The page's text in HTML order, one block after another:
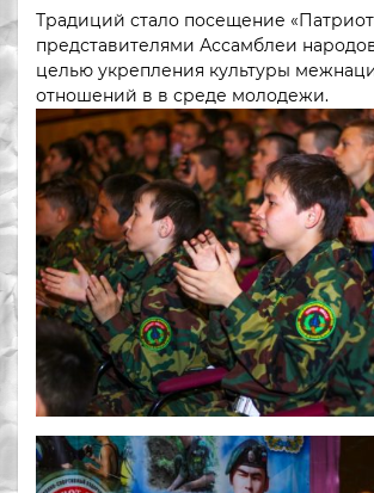
Традиций стало посещение
представителями Ассамблеи
целью укрепления культуры
отношений в в среде молодежи.